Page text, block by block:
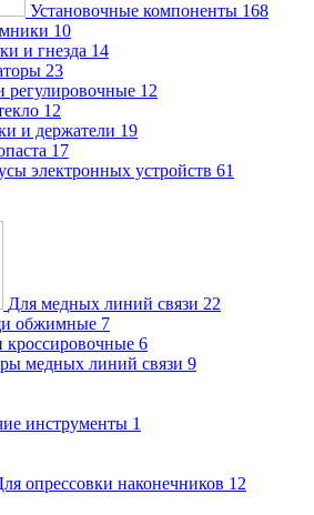
Установочные компоненты 168
10
и гнезда 14
23
регулировочные 12
12
и держатели 19
17
электронных устройств 61
Для медных линий связи 22
обжимные 7
6
медных линий связи 9
инструменты 1
опрессовки наконечников 12